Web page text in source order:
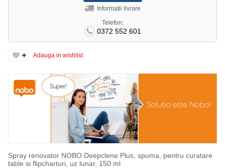
Informatii livrare
Telefon:
0372 552 601
Adauga in wishlist
Spray renovator NOBO Deepclene Plus, spuma, pentru curatare
table si flipcharturi, uz lunar, 150 ml